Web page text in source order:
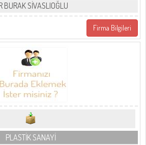
BURAK SİVASLIOĞLU
Firma Bilgileri
PLASTİK SANAYİ